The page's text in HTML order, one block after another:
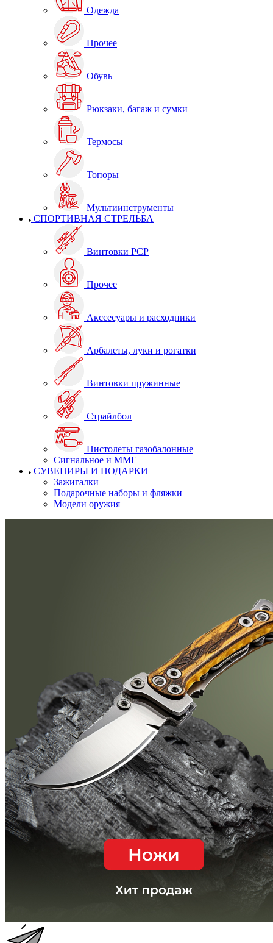
Одежда
Прочее
Обувь
Рюкзаки, багаж и сумки
Термосы
Топоры
Мультиинструменты
СПОРТИВНАЯ СТРЕЛЬБА
Винтовки PCP
Прочее
Акссесуары и расходники
Арбалеты, луки и рогатки
Винтовки пружинные
Страйлбол
Пистолеты газобалонные
Сигнальное и ММГ
СУВЕНИРЫ И ПОДАРКИ
Зажигалки
Подарочные наборы и фляжки
Модели оружия